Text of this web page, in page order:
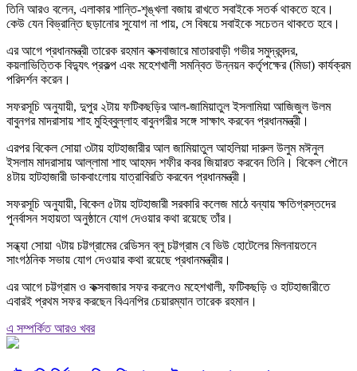
তিনি আরও বলেন, এলাকার শান্তি-শৃঙ্খলা বজায় রাখতে সবাইকে সতর্ক থাকতে হবে।
কেউ যেন বিভ্রান্তি ছড়ানোর সুযোগ না পায়, সে বিষয়ে সবাইকে সচেতন থাকতে হবে।
এর আগে প্রধানমন্ত্রী তারেক রহমান কক্সবাজারে মাতারবাড়ী গভীর সমুদ্রবন্দর,
কয়লাভিত্তিক বিদ্যুৎ প্রকল্প এবং মহেশখালী সমন্বিত উন্নয়ন কর্তৃপক্ষের (মিডা) কার্যক্রম
পরিদর্শন করেন।
সফরসূচি অনুযায়ী, দুপুর ২টায় ফটিকছড়ির আল-জামিয়াতুল ইসলামিয়া আজিজুল উলম
বাবুনগর মাদরাসায় শাহ মুহিব্বুল্লাহ বাবুনগরীর সঙ্গে সাক্ষাৎ করবেন প্রধানমন্ত্রী।
এরপর বিকেল সোয়া ৩টায় হাটহাজারীর আল জামিয়াতুল আহলিয়া দারুল উলুম মঈনুল
ইসলাম মাদরাসায় আল্লামা শাহ আহমদ শফীর কবর জিয়ারত করবেন তিনি। বিকেল পৌনে
৪টায় হাটহাজারী ডাকবাংলোয় যাত্রাবিরতি করবেন প্রধানমন্ত্রী।
সফরসূচি অনুযায়ী, বিকেল ৫টায় হাটহাজারী সরকারি কলেজ মাঠে বন্যায় ক্ষতিগ্রস্তদের
পুনর্বাসন সহায়তা অনুষ্ঠানে যোগ দেওয়ার কথা রয়েছে তাঁর।
সন্ধ্যা সোয়া ৭টায় চট্টগ্রামের রেডিসন ব্লু চট্টগ্রাম বে ভিউ হোটেলের মিলনায়তনে
সাংগঠনিক সভায় যোগ দেওয়ার কথা রয়েছে প্রধানমন্ত্রীর।
এর আগে চট্টগ্রাম ও কক্সবাজার সফর করলেও মহেশখালী, ফটিকছড়ি ও হাটহাজারীতে
এবারই প্রথম সফর করছেন বিএনপির চেয়ারম্যান তারেক রহমান।
এ সম্পর্কিত আরও খবর